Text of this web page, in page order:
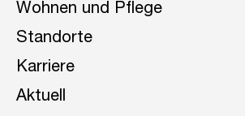
Wohnen und Pflege
Standorte
Karriere
Aktuell